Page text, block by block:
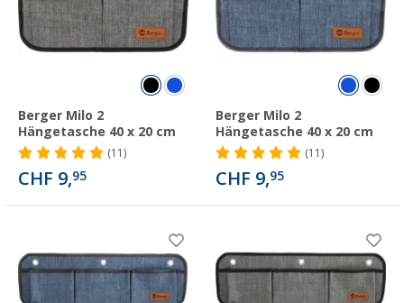
Berger Milo 2
Hängetasche 40 x 20 cm
(11)
CHF 9,95
Berger Milo 2
Hängetasche 40 x 20 cm
(11)
CHF 9,95